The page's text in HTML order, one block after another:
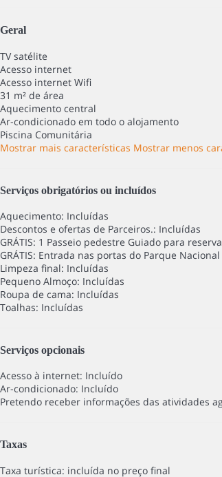
Geral
TV satélite
Acesso internet
Acesso internet Wifi
31 m² de área
Aquecimento central
Ar-condicionado em todo o alojamento
Piscina Comunitária
Mostrar mais características Mostrar menos
Serviços obrigatórios ou incluídos
Aquecimento: Incluídas
Descontos e ofertas de Parceiros.: Incluídas
GRÁTIS: 1 Passeio pedestre Guiado para
GRÁTIS: Entrada nas portas do Parque
Limpeza final: Incluídas
Pequeno Almoço: Incluídas
Roupa de cama: Incluídas
Toalhas: Incluídas
Serviços opcionais
Acesso à internet: Incluído
Ar-condicionado: Incluído
Pretendo receber informações das atividades
Taxas
Taxa turística: incluída no preço final